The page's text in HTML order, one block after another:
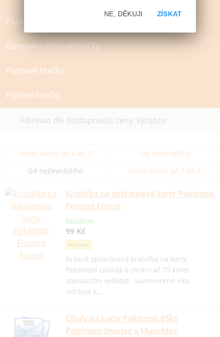
Papírové hračky
Gumové a Pěnové hračky
Plastové hračky
Plyšové hračky
Filtrovat dle dostupnosti, ceny, výrobce
Podle názvu od A do Z
Od nejdražšího
Od nejlevnějšího
Podle názvu od Z do A
Krabička na sběratelské karty Pokémon
Frosted Forest
Skladem
99 Kč
Novinka
Krásně zpracovaná krabička na karty
Pokémon! Ukládá a chrání až 75 karet
standardní velikosti. Samosvorné víko
udržuje k…
Obaly na karty Pokémon 65ks
Pokémon Snorlax a Munchlax
ZÍSKAT
NE, DĚKUJI